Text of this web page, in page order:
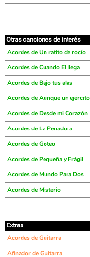
Otras canciones de interés
Acordes de Un ratito de rocío
Acordes de Cuando El llega
Acordes de Bajo tus alas
Acordes de Aunque un ejército
Acordes de Desde mi Corazón
Acordes de La Penadora
Acordes de Goteo
Acordes de Pequeña y Frágil
Acordes de Mundo Para Dos
Acordes de Misterio
Extras
Acordes de Guitarra
Afinador de Guitarra